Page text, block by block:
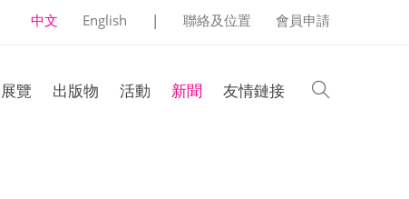
中文 English | 聯絡及位置 會員申請
展覽 出版物 活動 新聞 友情鏈接